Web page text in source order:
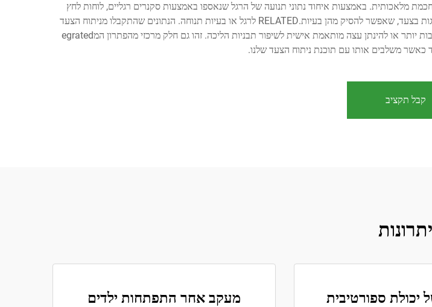
מלאכותית. באמצעות איחוד נתוני תנועה של הרגל שנאספו באמצעות סקנרים רגליים, לוחות לחץ
ומכשירים נוספים, אנו מבצעים ניתוח צעד וסקירת צעד מעמיקים. ניתוח זה עוזר לזהות חריגות בצעד, שאפשר להסיק מהן בעיות.RELATED לרגל או בעיות תנוחה. הנתונים שהתקבלו מניתוח הצעד
משמשים כדי.optimizing פתרונות התיקון שלנו לרגל, בין אם זה לעיצוב כפות תומכות טובות יותר או להינתן עצה מותאמת אישית לשיפור תבניות הליכה. זהו גם חלק מרכזי מהפתרון המegrated
כאשר משלבים אותו עם תוכנת ניתוח הצעד שלנו.
קבל תקציב
יתרונות
ספורטיבית מעקב אחר התפתחות ילדים